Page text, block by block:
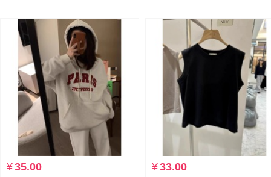
¥35.00 ¥33.00